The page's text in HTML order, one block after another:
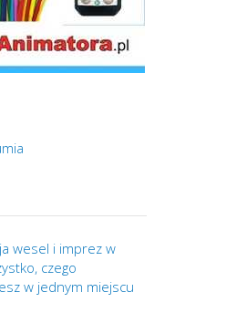
wesel i imprez w
czego
w jednym miejscu